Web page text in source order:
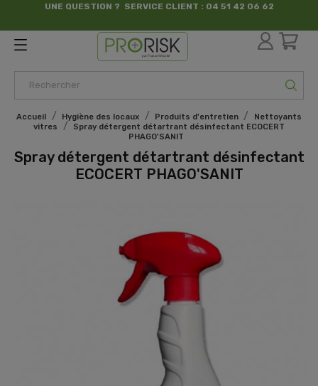
UNE QUESTION ? SERVICE CLIENT : 04 51 42 06 62
par France Sécurité
Accueil Hygiène des locaux Produits d'entretien
Nettoyants
vitres
Spray détergent détartrant désinfectant ECOCERT
PHAGO'SANIT
Spray détergent détartrant désinfectant
ECOCERT PHAGO'SANIT